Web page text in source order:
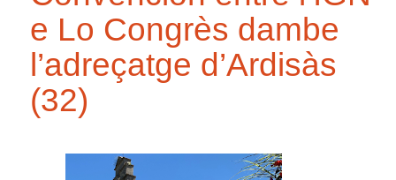
e Lo Congrès dambe
l’adreçatge d’Ardisàs
(32)